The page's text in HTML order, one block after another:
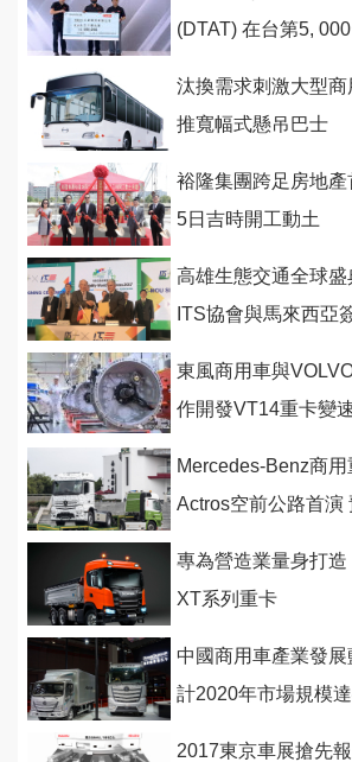
(DTAT) 在台第5,
汰換需求刺激大型
推寬幅式懸吊巴士
裕隆集團跨足房地產
5日吉時開工動土
高雄生態交通全球
ITS協會與馬來西亞
東風商用車與
作開發VT14重卡變
Mercedes-Benz商
Actros空前公路首演
專為營造業量身打
XT系列重卡
中國商用車產業發
計2020年市場規模
2017東京車展搶先